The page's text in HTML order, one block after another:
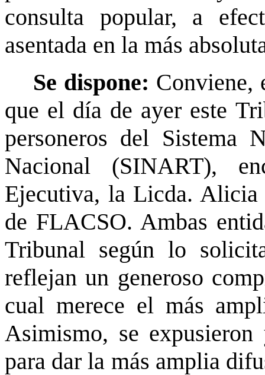
consulta popular, a
asentada en la más
Se dispone: Conviene,
que el día de ayer este
personeros del Sistema
Nacional (SINART),
Ejecutiva, la Licda. Alicia
de FLACSO. Ambas
Tribunal según lo
reflejan un generoso
cual merece el más
Asimismo, se
para dar la más amplia